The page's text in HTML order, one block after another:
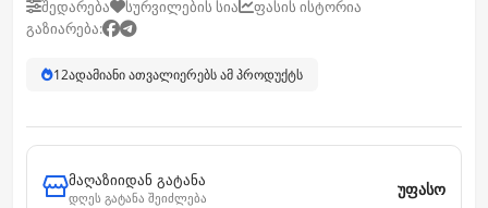
შედარება სურვილების სია
ფასის ისტორია
გაზიარება:
12ადამიანი ათვალიერებს ამ პროდუქტს
მაღაზიიდან გატანა
დღეს გატანა შეიძლება
უფასო